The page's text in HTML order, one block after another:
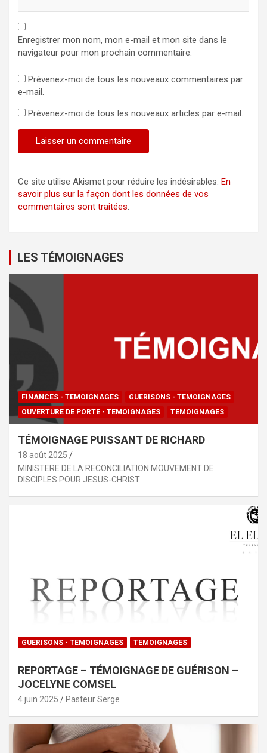
Enregistrer mon nom, mon e-mail et mon site dans le
navigateur pour mon prochain commentaire.
Prévenez-moi de tous les nouveaux commentaires par
e-mail.
Prévenez-moi de tous les nouveaux articles par e-mail.
Ce site utilise Akismet pour réduire les indésirables. En
savoir plus sur la façon dont les données de vos
commentaires sont traitées.
LES TÉMOIGNAGES
FINANCES - TEMOIGNAGES
GUERISONS - TEMOIGNAGES
OUVERTURE DE PORTE - TEMOIGNAGES
TEMOIGNAGES
TÉMOIGNAGE PUISSANT DE RICHARD
18 août 2025
MINISTERE DE LA RECONCILIATION MOUVEMENT DE
DISCIPLES POUR JESUS-CHRIST
GUERISONS - TEMOIGNAGES TEMOIGNAGES
REPORTAGE – TÉMOIGNAGE DE GUÉRISON –
JOCELYNE COMSEL
4 juin 2025 Pasteur Serge